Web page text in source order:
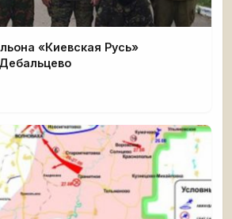
«Киевская Русь»